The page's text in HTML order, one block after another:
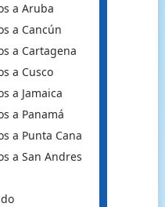
a Aruba
a Cancún
a Cartagena
a Cusco
a Jamaica
a Panamá
a Punta Cana
a San Andres